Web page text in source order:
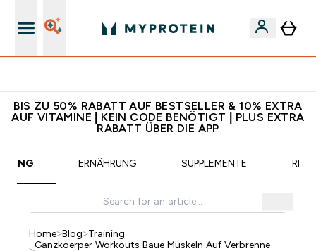
BIS ZU 50% RABATT AUF BESTSELLER & 10% EXTRA
AUF VITAMINE | KEIN CODE BENÖTIGT | PLUS EXTRA
RABATT ÜBER DIE APP
ERNÄHRUNG SUPPLEMENTE
Home>Blog>Training
Ganzkoerper Workouts Baue Muskeln Auf Verbrenne